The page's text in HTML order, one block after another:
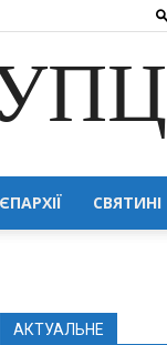
УПЦ
СВЯТИНІ
АКТУАЛЬНЕ